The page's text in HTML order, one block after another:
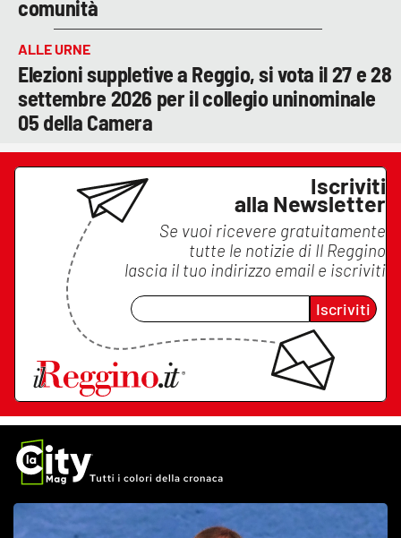
comunità
ALLE URNE
Elezioni suppletive a Reggio, si vota il 27 e 28
settembre 2026 per il collegio uninominale
05 della Camera
Iscriviti
alla Newsletter
Se vuoi ricevere gratuitamente
tutte le notizie di Il Reggino
lascia il tuo indirizzo email e iscriviti
Iscriviti